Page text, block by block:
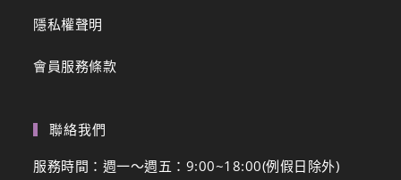
隱私權聲明
會員服務條款
聯絡我們
服務時間：週一～週五：9:00~18:00(例假日除外)